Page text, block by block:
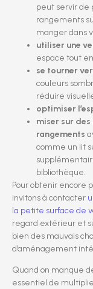
peut servir de
rangements
manger dans
utiliser une
espace tout
se tourner
couleurs
réduire
optimiser
miser sur des
rangements
comme un lit
bibliothèque.
Pour obtenir encore
invitons à contacter
la petite surface de
regard extérieur et
bien des mauvais
d’aménagement
Quand on manque
essentiel de